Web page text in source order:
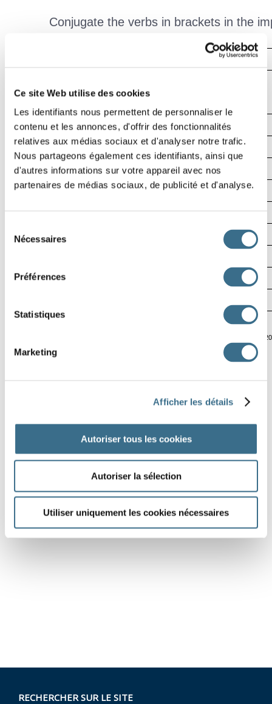
Ce site Web utilise des cookies
Les identifiants nous permettent de personnaliser le
contenu et les annonces, d'offrir des fonctionnalités
relatives aux médias sociaux et d'analyser notre trafic.
Nous partageons également ces identifiants, ainsi que
d'autres informations sur votre appareil avec nos
partenaires de médias sociaux, de publicité et d'analyse.
Nécessaires
Préférences
Statistiques
Marketing
Afficher les détails
Autoriser tous les cookies
Autoriser la sélection
Utiliser uniquement les cookies nécessaires
Conjugate the verbs in brackets in the
00:05
7
6
8
2 3
Software ©
RECHERCHER SUR LE SITE